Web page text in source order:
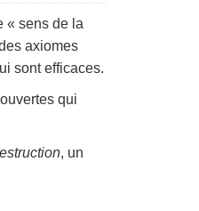
« sens de la
axiomes
sont efficaces.
qui
, un